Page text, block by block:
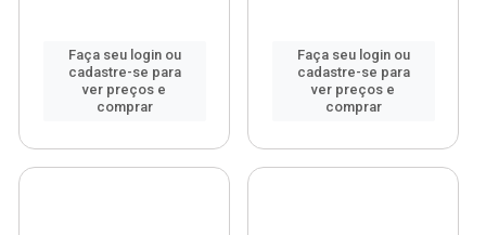
Faça seu login ou
cadastre-se para
ver preços e
comprar
Faça seu login ou
cadastre-se para
ver preços e
comprar